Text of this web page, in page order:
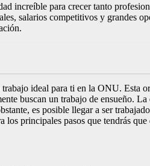
increíble para crecer tanto
salarios competitivos y grandes
ideal para ti en la ONU. Esta
buscan un trabajo de ensueño.
es posible llegar a ser
los principales pasos que tendrás